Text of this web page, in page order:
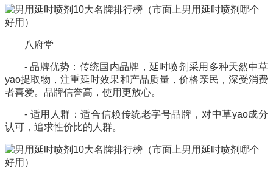
八府堂
- 品牌优势：传统国内品牌，延时喷剂采用多种天然中草
yao提取物，注重延时效果和产品质量，价格亲民，深受消费
者喜爱。品牌信誉高，使用更放心。
- 适用人群：适合信赖传统老字号品牌，对中草yao成分
认可，追求性价比的人群。